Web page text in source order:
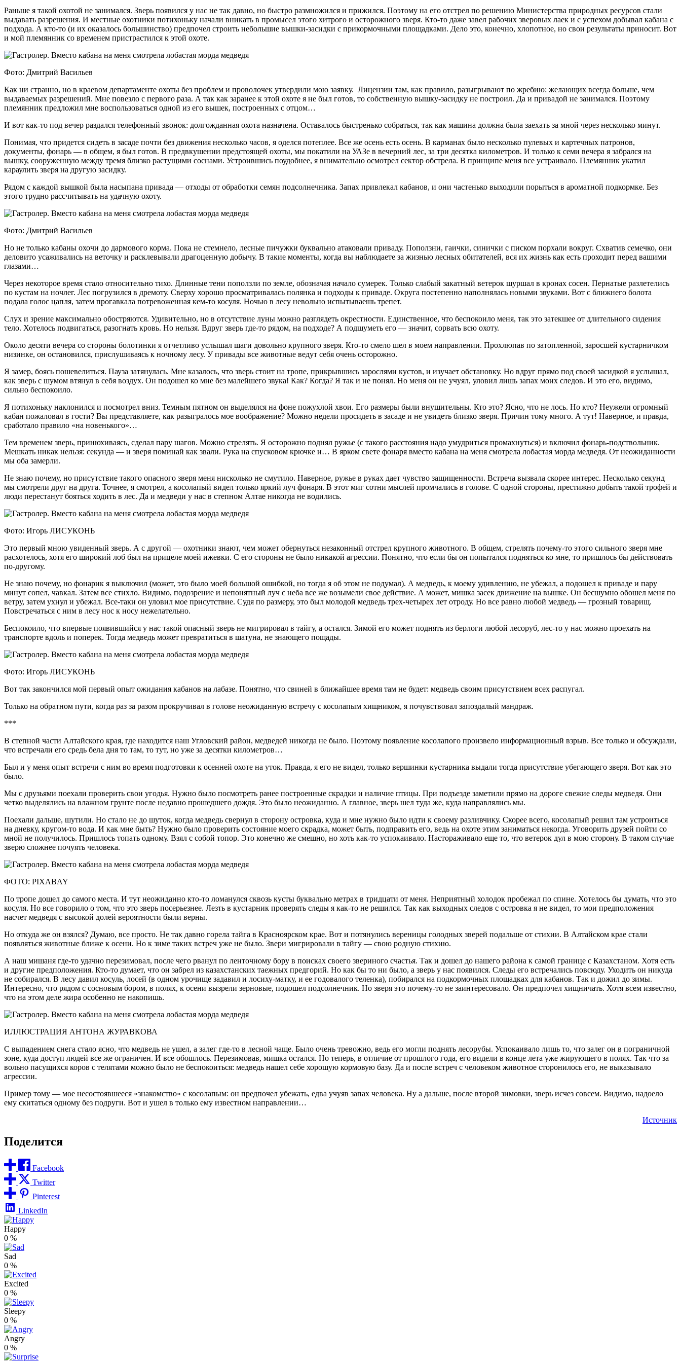
Раньше я такой охотой не занимался. Зверь появился у нас не так давно, но быстро размножился и прижился. Поэтому на его отстрел по решению Министерства природных ресурсов стали
выдавать разрешения. И местные охотники потихоньку начали вникать в промысел этого хитрого и осторожного зверя. Кто-то даже завел рабочих зверовых лаек и с успехом добывал кабана с
подхода. А кто-то (и их оказалось большинство) предпочел строить небольшие вышки-засидки с прикормочными площадками. Дело это, конечно, хлопотное, но свои результаты приносит. Вот
и мой племянник со временем пристрастился к этой охоте.
Фото: Дмитрий Васильев
Как ни странно, но в краевом департаменте охоты без проблем и проволочек утвердили мою заявку. Лицензии там, как правило, разыгрывают по жребию: желающих всегда больше, чем
выдаваемых разрешений. Мне повезло с первого раза. А так как заранее к этой охоте я не был готов, то собственную вышку-засидку не построил. Да и привадой не занимался. Поэтому
племянник предложил мне воспользоваться одной из его вышек, построенных с отцом…
И вот как-то под вечер раздался телефонный звонок: долгожданная охота назначена. Оставалось быстренько собраться, так как машина должна была заехать за мной через несколько минут.
Понимая, что придется сидеть в засаде почти без движения несколько часов, я оделся потеплее. Все же осень есть осень. В карманах было несколько пулевых и картечных патронов,
документы, фонарь — в общем, я был готов. В предвкушении предстоящей охоты, мы покатили на УАЗе в вечерний лес, за три десятка километров. И только к семи вечера я забрался на
вышку, сооруженную между тремя близко растущими соснами. Устроившись поудобнее, я внимательно осмотрел сектор обстрела. В принципе меня все устраивало. Племянник укатил
караулить зверя на другую засидку.
Рядом с каждой вышкой была насыпана привада — отходы от обработки семян подсолнечника. Запах привлекал кабанов, и они частенько выходили порыться в ароматной подкормке. Без
этого трудно рассчитывать на удачную охоту.
Фото: Дмитрий Васильев
Но не только кабаны охочи до дармового корма. Пока не стемнело, лесные пичужки буквально атаковали приваду. Поползни, гаички, синички с писком порхали вокруг. Схватив семечко, они
деловито усаживались на веточку и расклевывали драгоценную добычу. В такие моменты, когда вы наблюдаете за жизнью лесных обитателей, вся их жизнь как есть проходит перед вашими
глазами…
Через некоторое время стало относительно тихо. Длинные тени поползли по земле, обозначая начало сумерек. Только слабый закатный ветерок шуршал в кронах сосен. Пернатые разлетелись
по кустам на ночлег. Лес погрузился в дремоту. Сверху хорошо просматривалась полянка и подходы к приваде. Округа постепенно наполнялась новыми звуками. Вот с ближнего болота
подала голос цапля, затем прогавкала потревоженная кем-то косуля. Ночью в лесу невольно испытываешь трепет.
Слух и зрение максимально обостряются. Удивительно, но в отсутствие луны можно разглядеть окрестности. Единственное, что беспокоило меня, так это затекшее от длительного сидения
тело. Хотелось подвигаться, разогнать кровь. Но нельзя. Вдруг зверь где-то рядом, на подходе? А подшуметь его — значит, сорвать всю охоту.
Около десяти вечера со стороны болотинки я отчетливо услышал шаги довольно крупного зверя. Кто-то смело шел в моем направлении. Прохлюпав по затопленной, заросшей кустарничком
низинке, он остановился, прислушиваясь к ночному лесу. У привады все животные ведут себя очень осторожно.
Я замер, боясь пошевелиться. Пауза затянулась. Мне казалось, что зверь стоит на тропе, прикрывшись зарослями кустов, и изучает обстановку. Но вдруг прямо под своей засидкой я услышал,
как зверь с шумом втянул в себя воздух. Он подошел ко мне без малейшего звука! Как? Когда? Я так и не понял. Но меня он не учуял, уловил лишь запах моих следов. И это его, видимо,
сильно беспокоило.
Я потихоньку наклонился и посмотрел вниз. Темным пятном он выделялся на фоне пожухлой хвои. Его размеры были внушительны. Кто это? Ясно, что не лось. Но кто? Неужели огромный
кабан пожаловал в гости? Вы представляете, как разыгралось мое воображение? Можно недели просидеть в засаде и не увидеть близко зверя. Причин тому много. А тут! Наверное, и правда,
сработало правило «на новенького»…
Тем временем зверь, принюхиваясь, сделал пару шагов. Можно стрелять. Я осторожно поднял ружье (с такого расстояния надо умудриться промахнуться) и включил фонарь-подствольник.
Мешкать никак нельзя: секунда — и зверя поминай как звали. Рука на спусковом крючке и… В ярком свете фонаря вместо кабана на меня смотрела лобастая морда медведя. От неожиданности
мы оба замерли.
Не знаю почему, но присутствие такого опасного зверя меня нисколько не смутило. Наверное, ружье в руках дает чувство защищенности. Встреча вызвала скорее интерес. Несколько секунд
мы смотрели друг на друга. Точнее, я смотрел, а косолапый видел только яркий луч фонаря. В этот миг сотни мыслей промчались в голове. С одной стороны, престижно добыть такой трофей и
люди перестанут бояться ходить в лес. Да и медведи у нас в степном Алтае никогда не водились.
Фото: Игорь ЛИСУКОНЬ
Это первый мною увиденный зверь. А с другой — охотники знают, чем может обернуться незаконный отстрел крупного животного. В общем, стрелять почему-то этого сильного зверя мне
расхотелось, хотя его широкий лоб был на прицеле моей ижевки. С его стороны не было никакой агрессии. Понятно, что если бы он попытался подняться ко мне, то пришлось бы действовать
по-другому.
Не знаю почему, но фонарик я выключил (может, это было моей большой ошибкой, но тогда я об этом не подумал). А медведь, к моему удивлению, не убежал, а подошел к приваде и пару
минут сопел, чавкал. Затем все стихло. Видимо, подозрение и непонятный луч с неба все же возымели свое действие. А может, мишка засек движение на вышке. Он бесшумно обошел меня по
ветру, затем ухнул и убежал. Все-таки он уловил мое присутствие. Судя по размеру, это был молодой медведь трех-четырех лет отроду. Но все равно любой медведь — грозный товарищ.
Повстречаться с ним в лесу нос к носу нежелательно.
Беспокоило, что впервые появившийся у нас такой опасный зверь не мигрировал в тайгу, а остался. Зимой его может поднять из берлоги любой лесоруб, лес-то у нас можно проехать на
транспорте вдоль и поперек. Тогда медведь может превратиться в шатуна, не знающего пощады.
Фото: Игорь ЛИСУКОНЬ
Вот так закончился мой первый опыт ожидания кабанов на лабазе. Понятно, что свиней в ближайшее время там не будет: медведь своим присутствием всех распугал.
Только на обратном пути, когда раз за разом прокручивал в голове неожиданную встречу с косолапым хищником, я почувствовал запоздалый мандраж.
***
В степной части Алтайского края, где находится наш Угловский район, медведей никогда не было. Поэтому появление косолапого произвело информационный взрыв. Все только и обсуждали,
что встречали его средь бела дня то там, то тут, но уже за десятки километров…
Был и у меня опыт встречи с ним во время подготовки к осенней охоте на уток. Правда, я его не видел, только вершинки кустарника выдали тогда присутствие убегающего зверя. Вот как это
было.
Мы с друзьями поехали проверить свои угодья. Нужно было посмотреть ранее построенные скрадки и наличие птицы. При подъезде заметили прямо на дороге свежие следы медведя. Они
четко выделялись на влажном грунте после недавно прошедшего дождя. Это было неожиданно. А главное, зверь шел туда же, куда направлялись мы.
Поехали дальше, шутили. Но стало не до шуток, когда медведь свернул в сторону островка, куда и мне нужно было идти к своему разливчику. Скорее всего, косолапый решил там устроиться
на дневку, кругом-то вода. И как мне быть? Нужно было проверить состояние моего скрадка, может быть, подправить его, ведь на охоте этим заниматься некогда. Уговорить друзей пойти со
мной не получилось. Пришлось топать одному. Взял с собой топор. Это конечно же смешно, но хоть как-то успокаивало. Настораживало еще то, что ветерок дул в мою сторону. В таком случае
зверю сложнее почуять человека.
ФОТО: PIXABAY
По тропе дошел до самого места. И тут неожиданно кто-то ломанулся сквозь кусты буквально метрах в тридцати от меня. Неприятный холодок пробежал по спине. Хотелось бы думать, что это
косуля. Но все говорило о том, что это зверь посерьезнее. Лезть в кустарник проверять следы я как-то не решился. Так как выходных следов с островка я не видел, то мои предположения
насчет медведя с высокой долей вероятности были верны.
Но откуда же он взялся? Думаю, все просто. Не так давно горела тайга в Красноярском крае. Вот и потянулись вереницы голодных зверей подальше от стихии. В Алтайском крае стали
появляться животные ближе к осени. Но к зиме таких встреч уже не было. Звери мигрировали в тайгу — свою родную стихию.
А наш мишаня где-то удачно перезимовал, после чего рванул по ленточному бору в поисках своего звериного счастья. Так и дошел до нашего района к самой границе с Казахстаном. Хотя есть
и другие предположения. Кто-то думает, что он забрел из казахстанских таежных предгорий. Но как бы то ни было, а зверь у нас появился. Следы его встречались повсюду. Уходить он никуда
не собирался. В лесу давил косуль, лосей (в одном урочище задавил и лосиху-матку, и ее годовалого теленка), побирался на подкормочных площадках для кабанов. Так и дожил до зимы.
Интересно, что рядом с сосновым бором, в полях, к осени вызрели зерновые, подошел подсолнечник. Но зверя это почему-то не заинтересовало. Он предпочел хищничать. Хотя всем известно,
что на этом деле жира особенно не накопишь.
ИЛЛЮСТРАЦИЯ АНТОНА ЖУРАВКОВА
С выпадением снега стало ясно, что медведь не ушел, а залег где-то в лесной чаще. Было очень тревожно, ведь его могли поднять лесорубы. Успокаивало лишь то, что залег он в пограничной
зоне, куда доступ людей все же ограничен. И все обошлось. Перезимовав, мишка остался. Но теперь, в отличие от прошлого года, его видели в конце лета уже жирующего в полях. Так что за
вольно пасущихся коров с телятами можно было не беспокоиться: медведь нашел себе хорошую кормовую базу. Да и после встреч с человеком животное сторонилось его, не выказывало
агрессии.
Пример тому — мое несостоявшееся «знакомство» с косолапым: он предпочел убежать, едва учуяв запах человека. Ну а дальше, после второй зимовки, зверь исчез совсем. Видимо, надоело
ему скитаться одному без подруги. Вот и ушел в только ему известном направлении…
Источник
Поделится
Facebook
Twitter
Pinterest
LinkedIn
Happy
0 %
Sad
0 %
Excited
0 %
Sleepy
0 %
Angry
0 %